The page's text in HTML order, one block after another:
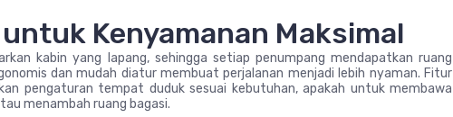
Kenyamanan Maksimal
kabin yang lapang, sehingga setiap penumpang mendapatkan ruang
dan mudah diatur membuat perjalanan menjadi lebih nyaman. Fitur
pengaturan tempat duduk sesuai kebutuhan, apakah untuk membawa
menambah ruang bagasi.